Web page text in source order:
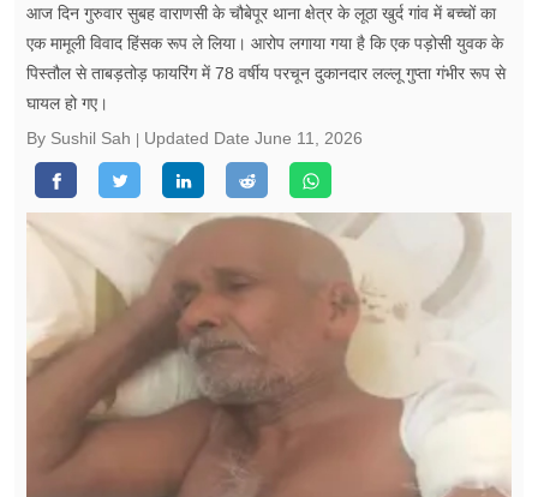
उत्तर प्रदेश
गैलरी
रिलेशनशिप
जीवन मंत्रा
सेहत
आज दिन गुरुवार सुबह वाराणसी के चौबेपूर थाना क्षेत्र के लूठा खुर्द गांव में बच्चों का
एक मामूली विवाद हिंसक रूप ले लिया। आरोप लगाया गया है कि एक पड़ोसी युवक के
पिस्तौल से ताबड़तोड़ फायरिंग में 78 वर्षीय परचून दुकानदार लल्लू गुप्ता गंभीर रूप से
घायल हो गए।
By Sushil Sah
Updated Date June 11, 2026